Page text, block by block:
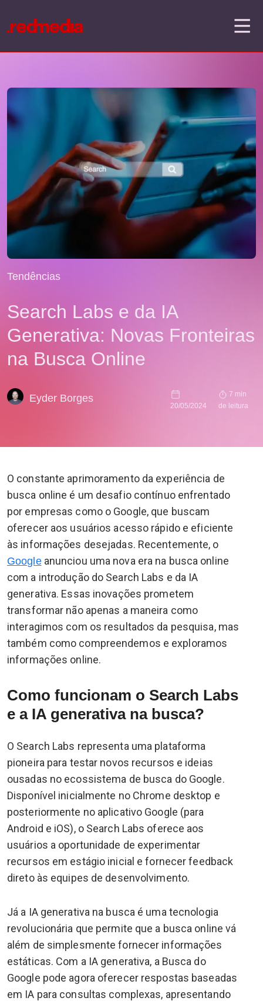
Tendências
Search Labs e da IA
Generativa: Novas Fronteiras
na Busca Online
Eyder Borges
20/05/2024
7 min
de leitura
O constante aprimoramento da experiência de
busca online é um desafio contínuo enfrentado
por empresas como o Google, que buscam
oferecer aos usuários acesso rápido e eficiente
às informações desejadas. Recentemente, o
Googleanunciou uma nova era na busca online
com a introdução do Search Labs e da IA
generativa. Essas inovações prometem
transformar não apenas a maneira como
interagimos com os resultados da pesquisa, mas
também como compreendemos e exploramos
informações online.
Como funcionam o Search Labs
e a IA generativa na busca?
O Search Labs representa uma plataforma
pioneira para testar novos recursos e ideias
ousadas no ecossistema de busca do Google.
Disponível inicialmente no Chrome desktop e
posteriormente no aplicativo Google (para
Android e iOS), o Search Labs oferece aos
usuários a oportunidade de experimentar
recursos em estágio inicial e fornecer feedback
direto às equipes de desenvolvimento.
Já a IA generativa na busca é uma tecnologia
revolucionária que permite que a busca online vá
além de simplesmente fornecer informações
estáticas. Com a IA generativa, a Busca do
Google pode agora oferecer respostas baseadas
em IA para consultas complexas, apresentando